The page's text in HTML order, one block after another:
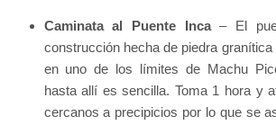
Caminata al Puente Inca– El
construcción hecha de piedra
en uno de los límites de Machu
hasta allí es sencilla. Toma 1 hora y
cercanos a precipicios por lo que se